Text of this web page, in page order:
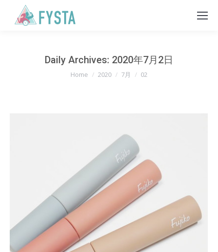
Daily Archives: 2020年7月2日
You are here:
Home 2020 7月 02